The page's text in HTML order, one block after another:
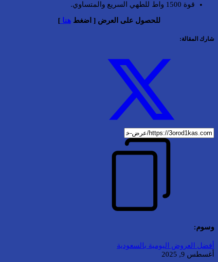
قوة 1500 واط للطهي السريع والمتساوي.
للحصول على العرض [ اضغطهنا]
شارك المقالة:
وسوم:
أفضل العروض اليومية بالسعودية
أغسطس 9, 2025